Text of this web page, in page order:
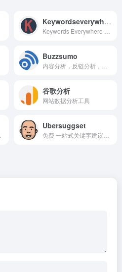
Keywordseverywhere
Buzzsumo
谷歌分析
网站数据分析工具
Ubersuggset